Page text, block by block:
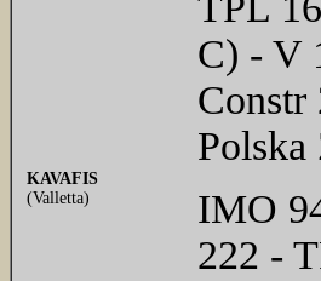
C) - V
Constr
KAVAFIS
(Valletta)
IMO
222 -